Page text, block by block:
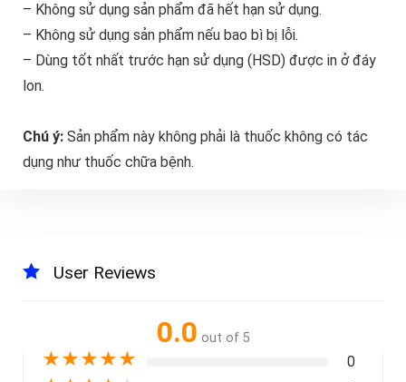
– Không sử dụng sản phẩm đã hết hạn sử dụng.
– Không sử dụng sản phẩm nếu bao bì bị lỗi.
– Dùng tốt nhất trước hạn sử dụng (HSD) được in ở đáy
lon.
Chú ý:Sản phẩm này không phải là thuốc không có tác
dụng như thuốc chữa bệnh.
User Reviews
0.0 out of 5
★★★★★ 0